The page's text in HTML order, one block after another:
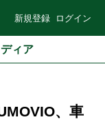
新規登録 ログイン
ィア
、車